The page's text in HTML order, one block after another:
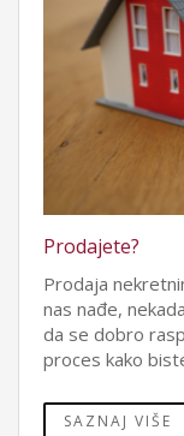
Prodajete?
Prodaja
nas nađe,
da se dobro
proces kako
SAZNAJ VIŠE